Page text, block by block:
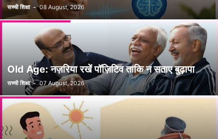
सच्ची शिक्षा - 08 August, 2026
Old Age: नज़रिया रखें पॉज़िटिव ताकि न सताए बुढ़ापा
सच्ची शिक्षा - 07 August, 2026